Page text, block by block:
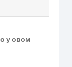
у овом